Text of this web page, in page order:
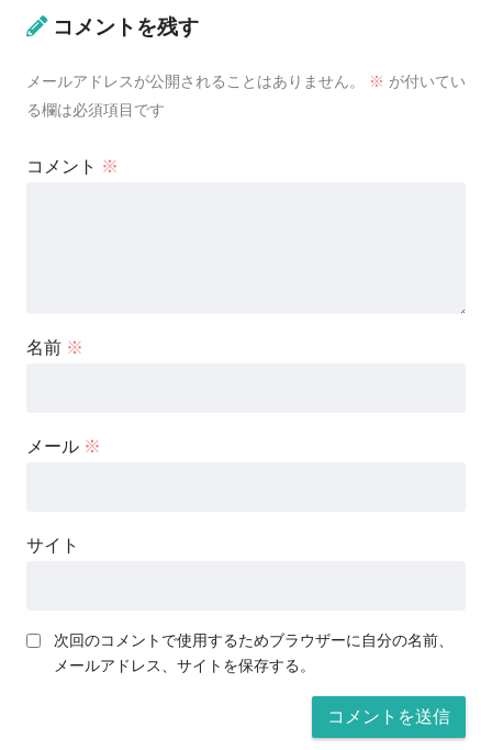
コメントを残す
メールアドレスが公開されることはありません。 ※ が付いてい
る欄は必須項目です
コメント ※
名前 ※
メール ※
サイト
次回のコメントで使用するためブラウザーに自分の名前、
メールアドレス、サイトを保存する。